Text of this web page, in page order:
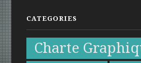
CATEGORIES
Charte